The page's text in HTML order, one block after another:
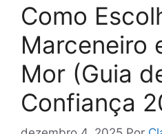
Como
Marceneiro
Mor (Guia
Confiança